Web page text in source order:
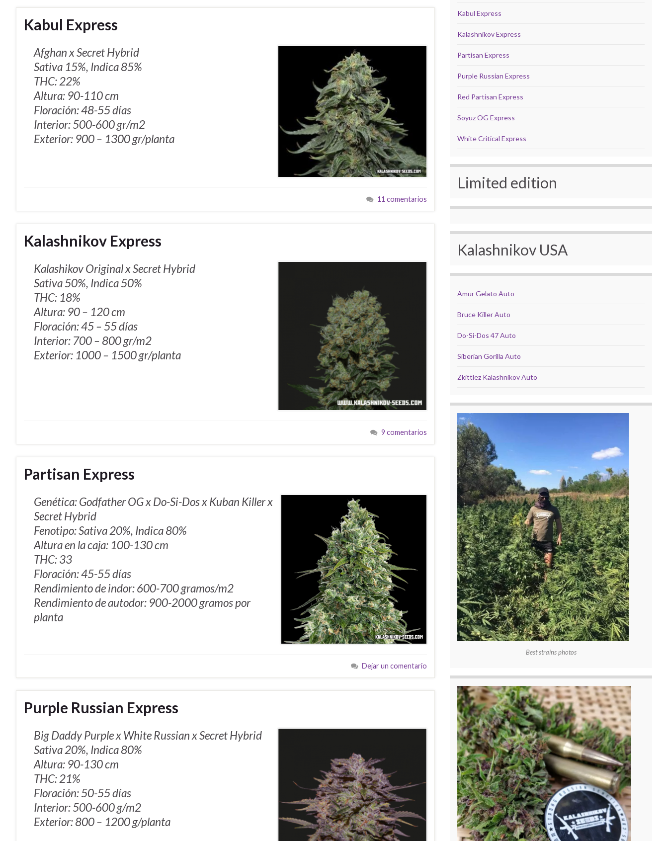
Kabul Express
Afghan x Secret Hybrid
Sativa 15%, Indica 85%
THC: 22%
Altura: 90-110 cm
Floración: 48-55 días
Interior: 500-600 gr/m2
Exterior: 900 – 1300 gr/planta
11 comentarios
Kalashnikov Express
Kalashikov Original x Secret Hybrid
Sativa 50%, Indica 50%
THC: 18%
Altura: 90 – 120 cm
Floración: 45 – 55 días
Interior: 700 – 800 gr/m2
Exterior: 1000 – 1500 gr/planta
9 comentarios
Partisan Express
Genética: Godfather OG x Do-Si-Dos x Kuban Killer x
Secret Hybrid
Fenotipo: Sativa 20%, Indica 80%
Altura en la caja: 100-130 cm
THC: 33
Floración: 45-55 días
Rendimiento de indor: 600-700 gramos/m2
Rendimiento de autodor: 900-2000 gramos por
planta
Dejar un comentario
Purple Russian Express
Big Daddy Purple x White Russian x Secret Hybrid
Sativa 20%, Indica 80%
Altura: 90-130 cm
THC: 21%
Floración: 50-55 días
Interior: 500-600 g/m2
Exterior: 800 – 1200 g/planta
Kabul Express
Kalashnikov Express
Partisan Express
Purple Russian Express
Red Partisan Express
Soyuz OG Express
White Critical Express
Limited edition
Kalashnikov USA
Amur Gelato Auto
Bruce Killer Auto
Do-Si-Dos 47 Auto
Siberian Gorilla Auto
Zkittlez Kalashnikov Auto
Best strains photos